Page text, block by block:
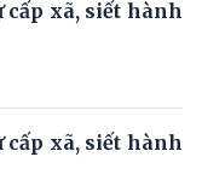
cấp xã, siết hành
cấp xã, siết hành